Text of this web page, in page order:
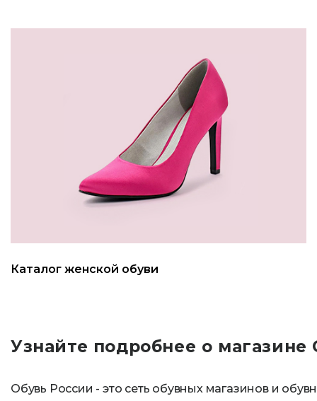
Каталог женской обуви
Узнайте подробнее о магазине
Обувь России - это сеть обувных магазинов и